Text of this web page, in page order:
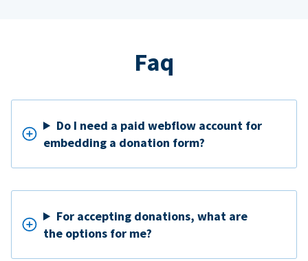
Faq
Do I need a paid webflow account for
embedding a donation form?
For accepting donations, what are
the options for me?